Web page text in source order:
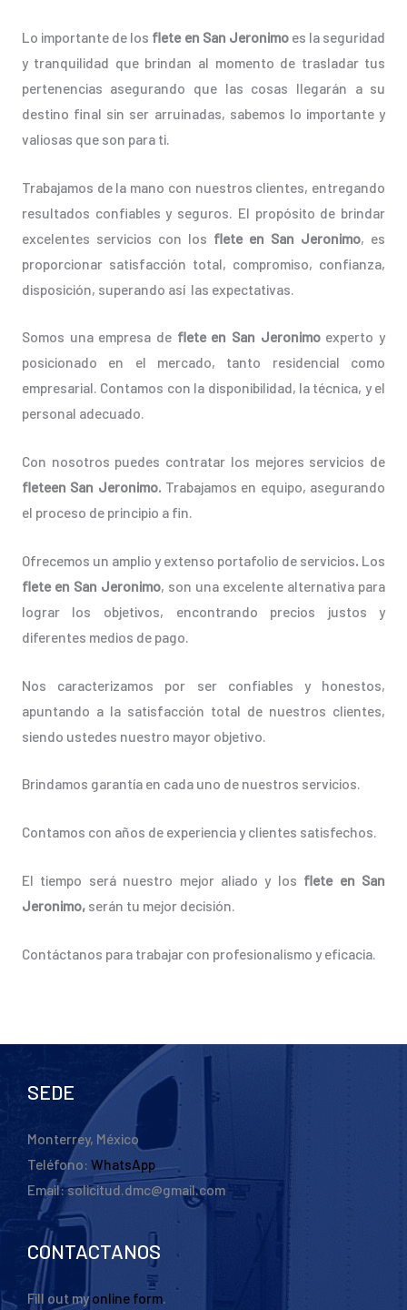
Lo importante de los flete en San Jeronimoes la seguridad
y tranquilidad que brindan al momento de trasladar tus
pertenencias asegurando que las cosas llegarán a su
destino final sin ser arruinadas, sabemos lo importante y
valiosas que son para ti.
Trabajamos de la mano con nuestros clientes, entregando
resultados confiables y seguros. El propósito de brindar
excelentes servicios con los flete en San Jeronimo, es
proporcionar satisfacción total, compromiso, confianza,
disposición, superando así las expectativas.
Somos una empresa de flete en San Jeronimoexperto y
posicionado en el mercado, tanto residencial como
empresarial. Contamos con la disponibilidad, la técnica, y el
personal adecuado.
Con nosotros puedes contratar los mejores servicios de
fleteen San Jeronimo. Trabajamos en equipo, asegurando
el proceso de principio a fin.
Ofrecemos un amplio y extenso portafolio de servicios. Los
flete en San Jeronimo, son una excelente alternativa para
lograr los objetivos, encontrando precios justos y
diferentes medios de pago.
Nos caracterizamos por ser confiables y honestos,
apuntando a la satisfacción total de nuestros clientes,
siendo ustedes nuestro mayor objetivo.
Brindamos garantía en cada uno de nuestros servicios.
Contamos con años de experiencia y clientes satisfechos.
El tiempo será nuestro mejor aliado y los flete en San
Jeronimo, serán tu mejor decisión.
Contáctanos para trabajar con profesionalismo y eficacia.
SEDE
Monterrey, México
Teléfono: WhatsApp
Email: solicitud.dmc@gmail.com
CONTACTANOS
Fill out my online form.